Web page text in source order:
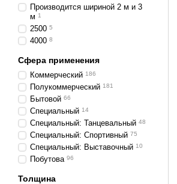
Производится шириной 2 м и 3
м 1
2500 5
4000 8
Сфера применения
Коммерческий 186
Полукоммерческий 181
Бытовой 66
Специальный 14
Специальный: Танцевальный 48
Специальный: Спортивный 75
Специальный: Выставочный 10
Побутова 96
Толщина